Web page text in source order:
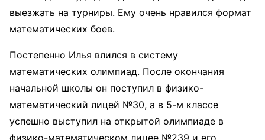
выезжать на турниры. Ему очень нравился формат
математических боев.
Постепенно Илья влился в систему
математических олимпиад. После окончания
начальной школы он поступил в физико-
математический лицей №30, а в 5-м классе
успешно выступил на открытой олимпиаде в